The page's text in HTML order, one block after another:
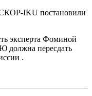
IKU постановили
эксперта Фоминой
должна пересдать
.